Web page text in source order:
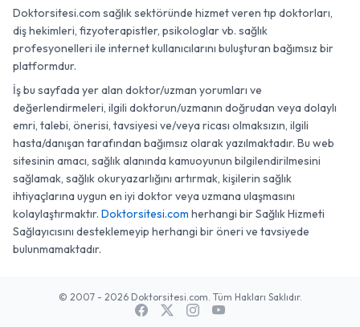
Doktorsitesi.com sağlık sektöründe hizmet veren tıp doktorları,
diş hekimleri, fizyoterapistler, psikologlar vb. sağlık
profesyonelleri ile internet kullanıcılarını buluşturan bağımsız bir
platformdur.
İş bu sayfada yer alan doktor/uzman yorumları ve
değerlendirmeleri, ilgili doktorun/uzmanın doğrudan veya dolaylı
emri, talebi, önerisi, tavsiyesi ve/veya ricası olmaksızın, ilgili
hasta/danışan tarafından bağımsız olarak yazılmaktadır. Bu web
sitesinin amacı, sağlık alanında kamuoyunun bilgilendirilmesini
sağlamak, sağlık okuryazarlığını artırmak, kişilerin sağlık
ihtiyaçlarına uygun en iyi doktor veya uzmana ulaşmasını
kolaylaştırmaktır. Doktorsitesi.com herhangi bir Sağlık Hizmeti
Sağlayıcısını desteklemeyip herhangi bir öneri ve tavsiyede
bulunmamaktadır.
© 2007 - 2026 Doktorsitesi.com. Tüm Hakları Saklıdır.